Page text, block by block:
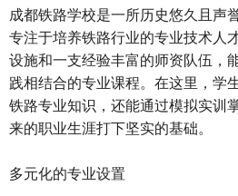
成都铁路学校是一所历史悠久且声
专注于培养铁路行业的专业技术人
设施和一支经验丰富的师资队伍，
践相结合的专业课程。在这里，学
铁路专业知识，还能通过模拟实训
来的职业生涯打下坚实的基础。
多元化的专业设置